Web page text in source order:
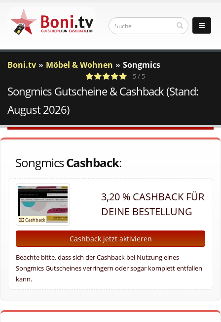
Boni.tv Möbel & Wohnen Songmics
a
c
1 Votes
5 / 5
Songmics Gutscheine & Cashback (Stand:
August 2026)
SongmicsCashback:
3,20 % CASHBACK FÜR
DEINE BESTELLUNG
Cashback jetzt aktivieren
Beachte bitte, dass sich der Cashback bei Nutzung eines
Songmics Gutscheines verringern oder sogar komplett entfallen
kann.